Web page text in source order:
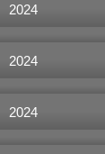
2024
2024
2024